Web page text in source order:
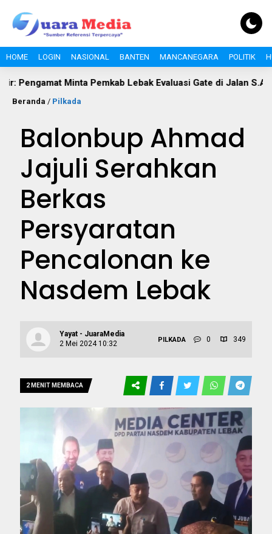
HOME LOGIN NASIONAL BANTEN MANCANEGARA POLITIK
Minta Pemkab Lebak Evaluasi Gate di Jalan S.A.
Beranda / Pilkada
Balonbup Ahmad
Jajuli Serahkan
Berkas
Persyaratan
Pencalonan ke
Nasdem Lebak
Yayat - JuaraMedia
2 Mei 2024 10:32
PILKADA 0 349
2 MENIT MEMBACA